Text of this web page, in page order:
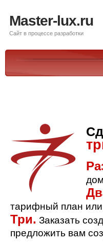
Master-lux.ru
Сайт в процессе разработки
тарифный план или
Три. Заказать
предложить вам